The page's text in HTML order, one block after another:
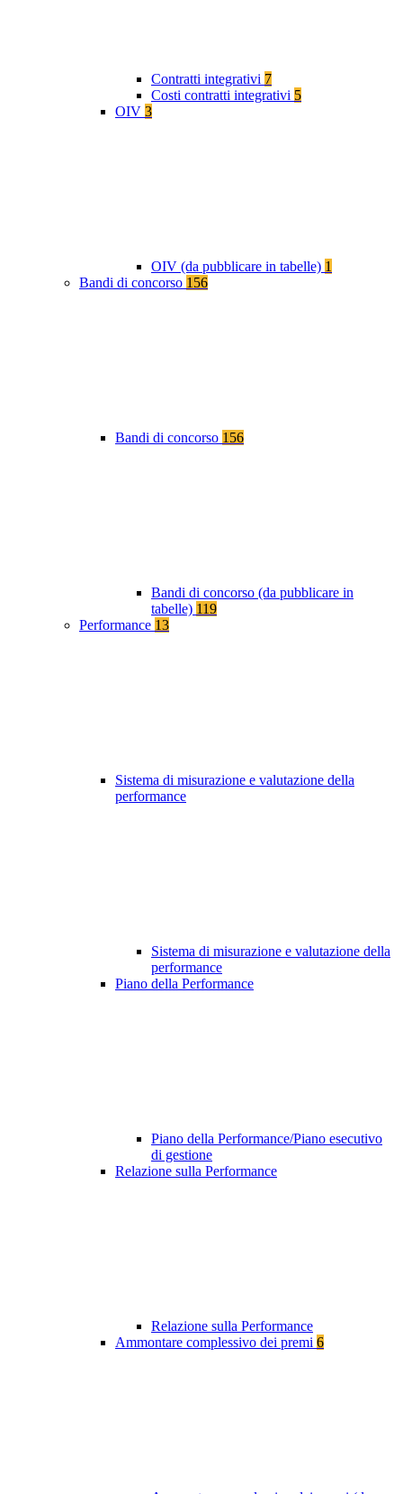
Contratti integrativi 7
Costi contratti integrativi 5
OIV 3
OIV (da pubblicare in tabelle) 1
Bandi di concorso 156
Bandi di concorso 156
Bandi di concorso (da pubblicare in
tabelle) 119
Performance 13
Sistema di misurazione e valutazione della
performance
Sistema di misurazione e valutazione della
performance
Piano della Performance
Piano della Performance/Piano esecutivo
di gestione
Relazione sulla Performance
Relazione sulla Performance
Ammontare complessivo dei premi 6